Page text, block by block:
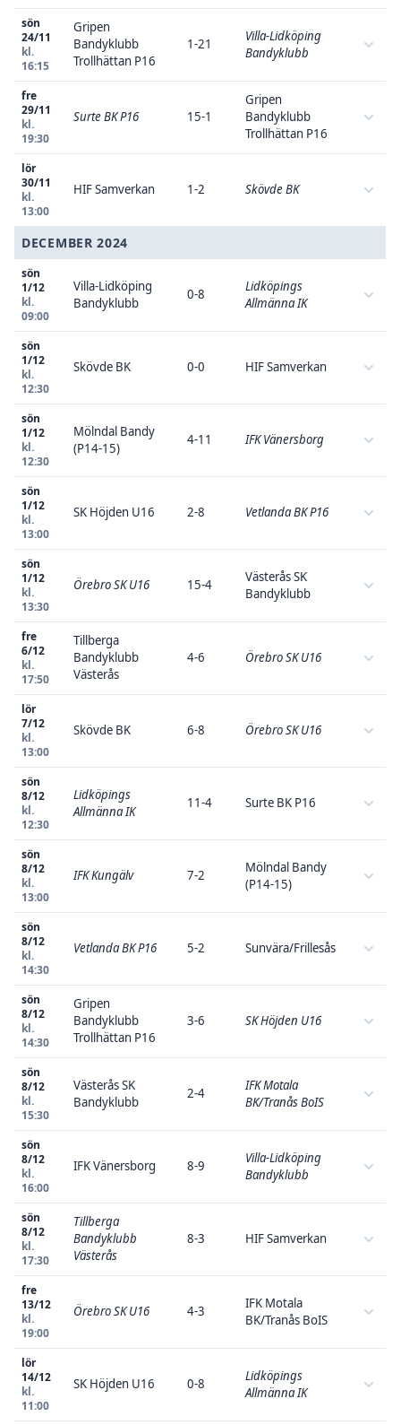
sön
24/11
kl.
16:15
Gripen
Bandyklubb
Trollhättan P16
1-21
Villa-Lidköping
Bandyklubb
fre
29/11
kl.
19:30
Surte BK P16 15-1
Gripen
Bandyklubb
Trollhättan P16
lör
30/11
kl.
13:00
HIF Samverkan 1-2 Skövde BK
DECEMBER 2024
sön
1/12
kl.
09:00
Villa-Lidköping
Bandyklubb
0-8
Lidköpings
Allmänna IK
sön
1/12
kl.
12:30
Skövde BK 0-0 HIF Samverkan
sön
1/12
kl.
12:30
Mölndal Bandy
(P14-15)
4-11 IFK Vänersborg
sön
1/12
kl.
13:00
SK Höjden U16 2-8 Vetlanda BK P16
sön
1/12
kl.
13:30
Örebro SK U16 15-4
Västerås SK
Bandyklubb
fre
6/12
kl.
17:50
Tillberga
Bandyklubb
Västerås
4-6 Örebro SK U16
lör
7/12
kl.
13:00
Skövde BK 6-8 Örebro SK U16
sön
8/12
kl.
12:30
Lidköpings
Allmänna IK
11-4 Surte BK P16
sön
8/12
kl.
13:00
IFK Kungälv 7-2
Mölndal Bandy
(P14-15)
sön
8/12
kl.
14:30
Vetlanda BK P16 5-2 Sunvära/Frillesås
sön
8/12
kl.
14:30
Gripen
Bandyklubb
Trollhättan P16
3-6 SK Höjden U16
sön
8/12
kl.
15:30
Västerås SK
Bandyklubb
2-4
IFK Motala
BK/Tranås BoIS
sön
8/12
kl.
16:00
IFK Vänersborg 8-9
Villa-Lidköping
Bandyklubb
sön
8/12
kl.
17:30
Tillberga
Bandyklubb
Västerås
8-3 HIF Samverkan
fre
13/12
kl.
19:00
Örebro SK U16 4-3
IFK Motala
BK/Tranås BoIS
lör
14/12
kl.
11:00
SK Höjden U16 0-8
Lidköpings
Allmänna IK